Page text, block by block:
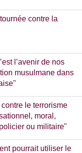
contre la
l’avenir de nos
musulmane dans
le terrorisme
moral,
ou militaire"
pourrait utiliser le